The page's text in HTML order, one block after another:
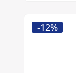
-12%